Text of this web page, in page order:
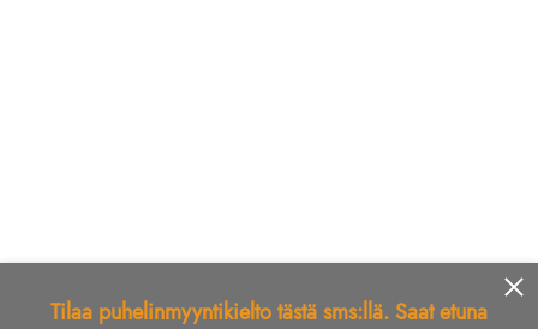
Tilaa puhelinmyyntikielto tästä sms:llä. Saat etuna